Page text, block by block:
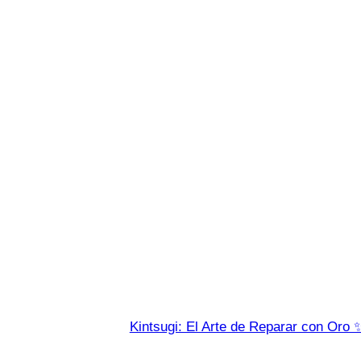
Kintsugi: El Arte de Reparar con Oro